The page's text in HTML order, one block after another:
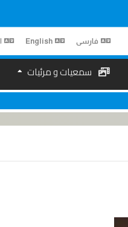
فارسی English
سمعیات و مرئیات